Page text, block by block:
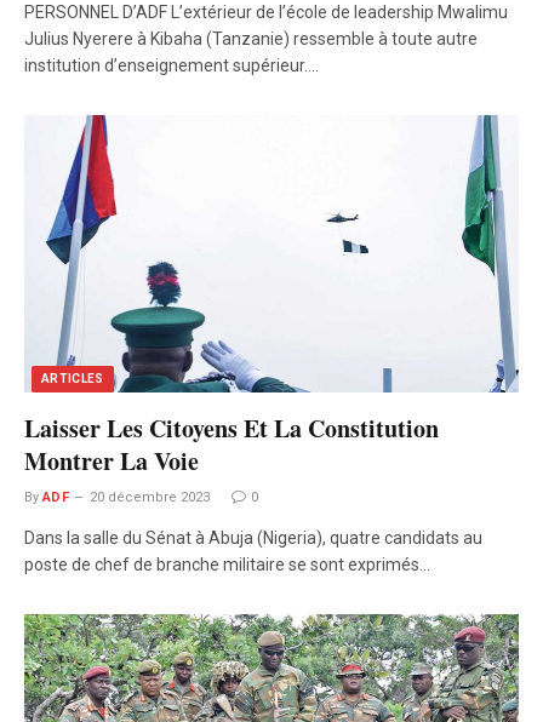
PERSONNEL D’ADF L’extérieur de l’école de leadership Mwalimu
Julius Nyerere à Kibaha (Tanzanie) ressemble à toute autre
institution d’enseignement supérieur.…
ARTICLES
Laisser Les Citoyens Et La Constitution
Montrer La Voie
By ADF 20 décembre 2023 0
Dans la salle du Sénat à Abuja (Nigeria), quatre candidats au
poste de chef de branche militaire se sont exprimés…